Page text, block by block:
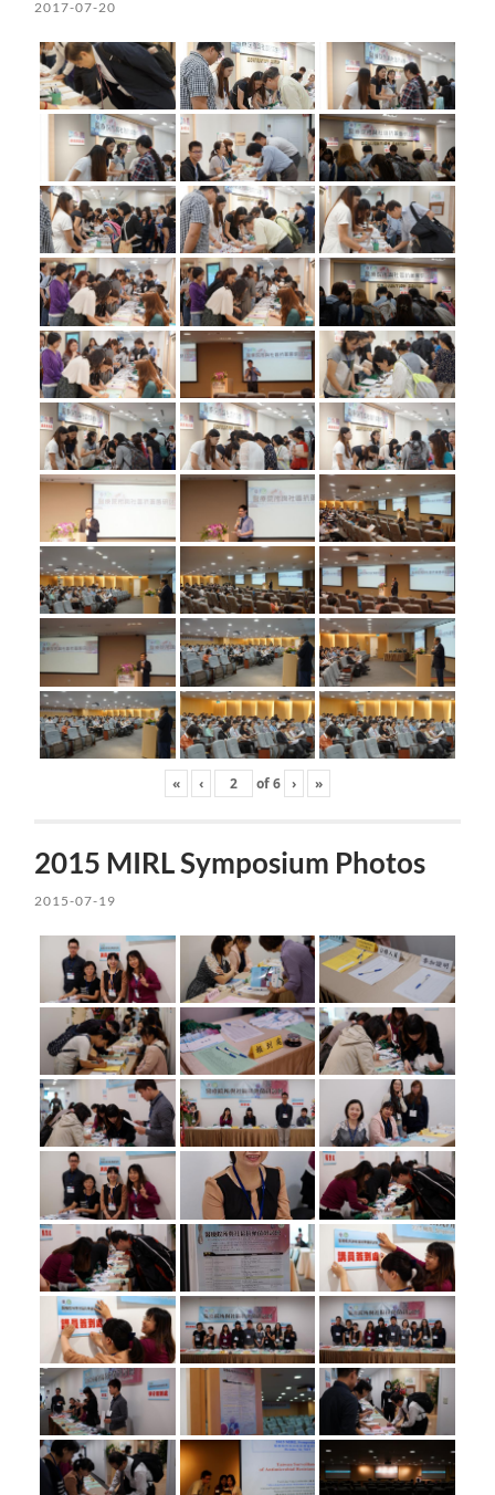
2017-07-20
« ‹ of6 › »
2015 MIRL Symposium Photos
2015-07-19